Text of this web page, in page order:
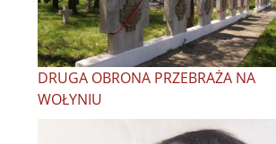
DRUGA OBRONA PRZEBRAŻA NA
WOŁYNIU